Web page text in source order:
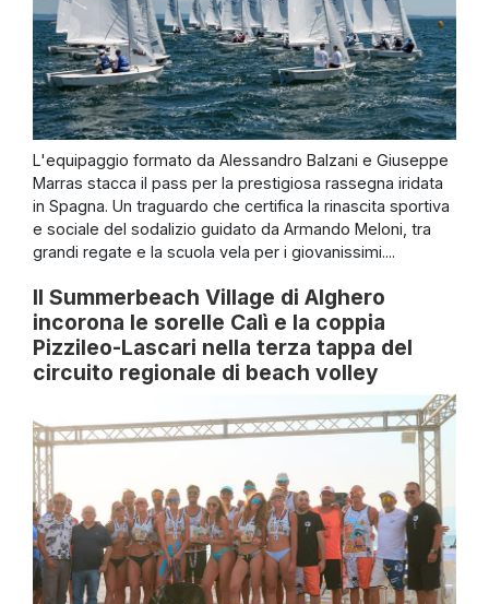
L'equipaggio formato da Alessandro Balzani e Giuseppe
Marras stacca il pass per la prestigiosa rassegna iridata
in Spagna. Un traguardo che certifica la rinascita sportiva
e sociale del sodalizio guidato da Armando Meloni, tra
grandi regate e la scuola vela per i giovanissimi....
Il Summerbeach Village di Alghero
incorona le sorelle Calì e la coppia
Pizzileo-Lascari nella terza tappa del
circuito regionale di beach volley